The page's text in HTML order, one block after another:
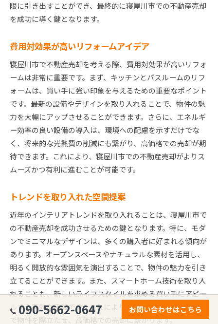
限に引き出すことができ、最終的に寝屋川市での不動産売却
を成功に導く鍵となります。
費用対効果が高いリフォームアイデア
寝屋川市で不動産売却を考える際、費用対効果が高いリフォ
ームは非常に重要です。まず、キッチンとバスルームのリフ
ォームは、買い手に強い印象を与えるための重要なポイント
です。最新の設備やデザインを取り入れることで、物件の魅
力を大幅にアップさせることができます。さらに、エネルギ
ー効率の良い設備の導入は、環境への配慮を示すだけでな
く、将来的な光熱費の削減にも繋がり、高価格での売却が期
待できます。これにより、寝屋川市での不動産売却がよりス
ムーズかつ有利に進むことが可能です。
トレンドを取り入れた空間提案
近年のインテリアトレンドを取り入れることは、寝屋川市で
の不動産売却を成功させるための鍵となります。特に、モダ
ンでミニマルなデザインは、多くの購入者に好まれる傾向が
あります。オープンスペースやナチュラルな素材を活用し、
明るく開放的な雰囲気を演出することで、物件の魅力を引き
立てることができます。また、スマートホーム技術を取り入
れることも、新しいライフスタイルを求める買い手にアピー
ルする有効な手段です。これにより、寝屋川市の不動産市場
で物件を際立たせ、高価格での売却に繋がります。
090-5662-0647 お問い合わせはこちら